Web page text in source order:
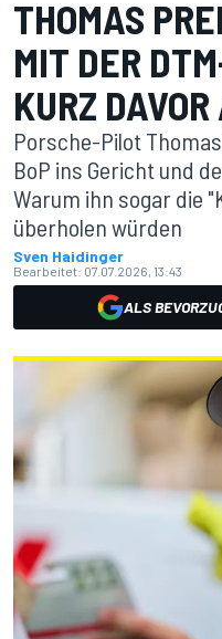
THOMAS
MIT DER
KURZ
Porsche-Pilot
BoP ins Gericht und
Warum ihn sogar die
überholen würden
Sven Haidinger
Bearbeitet: 07.07.2026, 13:43
ALS